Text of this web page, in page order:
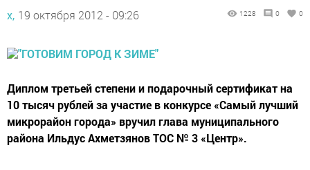
х, 19 октября 2012 - 09:26 1228 0 0
Диплом третьей степени и подарочный сертификат на
10 тысяч рублей за участие в конкурсе «Самый лучший
микрорайон города» вручил глава муниципального
района Ильдус Ахметзянов ТОС № 3 «Центр».